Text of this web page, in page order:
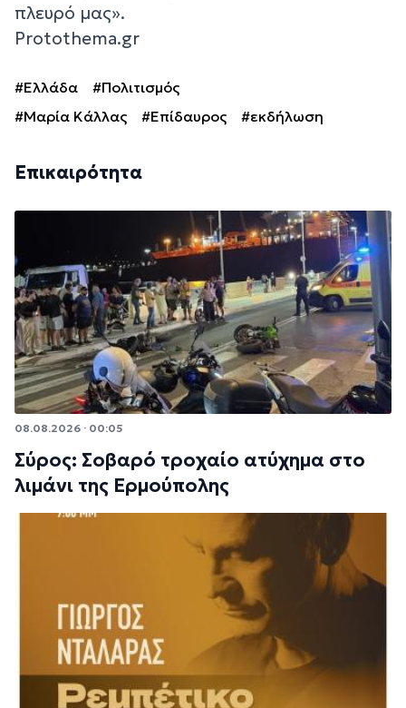
πλευρό μας».
Protothema.gr
#Ελλάδα
#Πολιτισμός
#Μαρία Κάλλας
#Επίδαυρος #εκδήλωση
Επικαιρότητα
08.08.2026 · 00:05
Σύρος: Σοβαρό τροχαίο ατύχημα στο
λιμάνι της Ερμούπολης